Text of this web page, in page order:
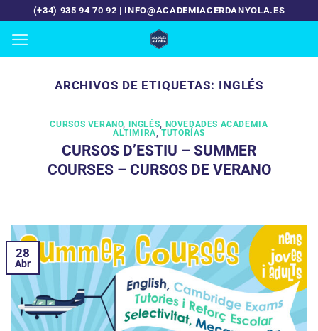
contenido
(+34) 935 94 70 92 | INFO@ACADEMIACERDANYOLA.ES
ARCHIVOS DE ETIQUETAS: INGLÉS
CURSOS VERANO, INGLÉS NOVEDADES ACADEMIA
ALTIMIRA ,TUTORÍAS
CURSOS D’ESTIU – SUMMER
COURSES – CURSOS DE VERANO
28
Abr